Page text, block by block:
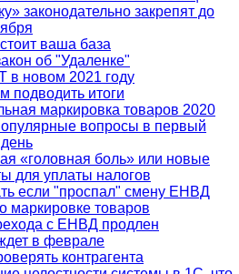
законодательно закрепят до
ваша база
об "Удаленке"
в новом 2021 году
подводить итоги
маркировка товаров 2020
вопросы в первый
«головная боль» или новые
для уплаты налогов
если "проспал" смену ЕНВД
маркировке товаров
с ЕНВД продлен
в феврале
контрагента